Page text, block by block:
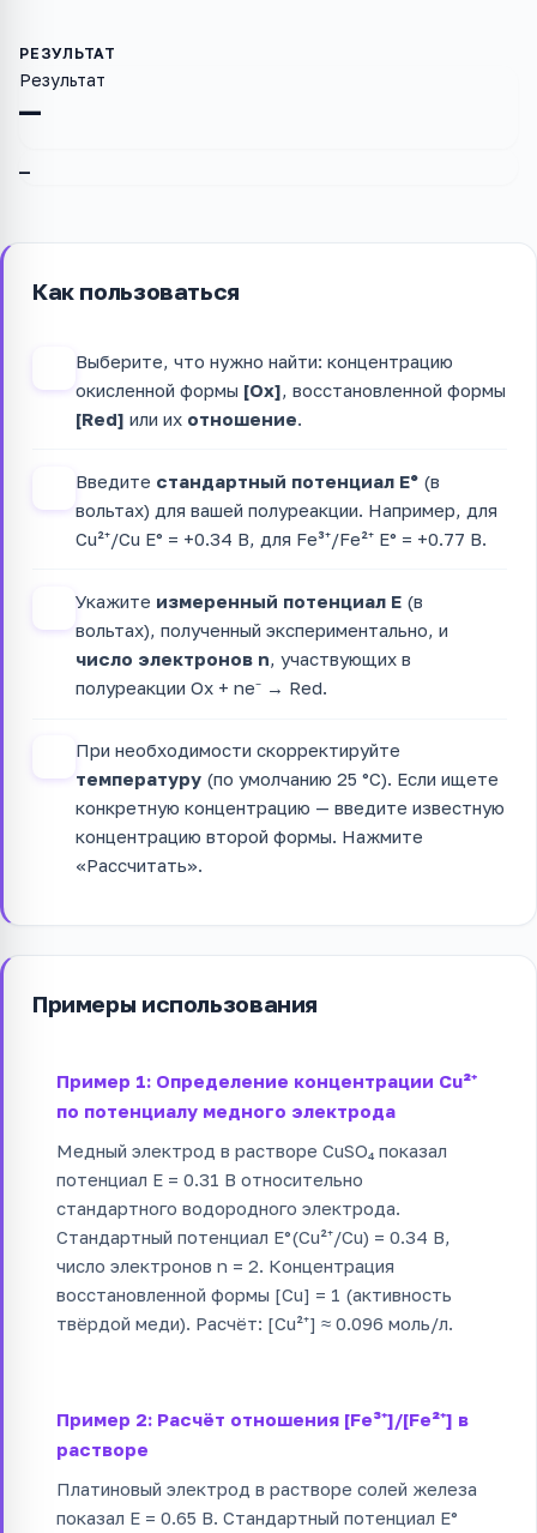
—
Результат
—
Как пользоваться
Выберите, что нужно найти: концентрацию
окисленной формы [Ox] , восстановленной формы
[Red] или их отношение
Введите стандартный потенциал E° (в
вольтах) для вашей полуреакции. Например, для
Cu²⁺/Cu E° = +0.34 В, для Fe³⁺/Fe²⁺ E° = +0.77 В.
Укажите измеренный потенциал E (в
вольтах), полученный экспериментально, и
число электронов n, участвующих в
полуреакции Ox + ne⁻ → Red.
При необходимости скорректируйте
температуру (по умолчанию 25 °C). Если ищете
конкретную концентрацию — введите известную
концентрацию второй формы. Нажмите
«Рассчитать».
Примеры использования
Пример 1: Определение концентрации Cu²⁺
по потенциалу медного электрода
Медный электрод в растворе CuSO₄ показал
потенциал E = 0.31 В относительно
стандартного водородного электрода.
Стандартный потенциал E°(Cu²⁺/Cu) = 0.34 В,
число электронов n = 2. Концентрация
восстановленной формы [Cu] = 1 (активность
твёрдой меди). Расчёт: [Cu²⁺] ≈ 0.096 моль/л.
Пример 2: Расчёт отношения [Fe³⁺]/[Fe²⁺] в
растворе
Платиновый электрод в растворе солей железа
показал E = 0.65 В. Стандартный потенциал E°